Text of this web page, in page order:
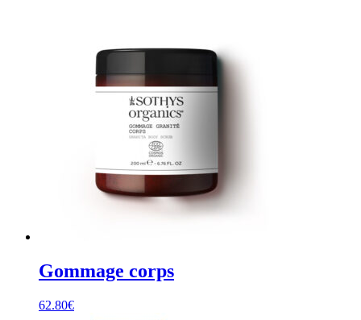
Gommage corps
62.80€